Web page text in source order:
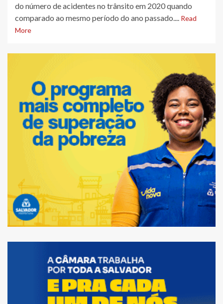
do número de acidentes no trânsito em 2020 quando
comparado ao mesmo período do ano passado....
Read
More